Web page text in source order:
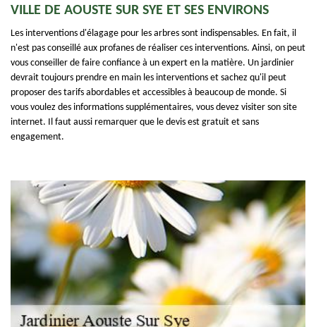
VILLE DE AOUSTE SUR SYE ET SES ENVIRONS
Les interventions d'élagage pour les arbres sont indispensables. En fait, il
n'est pas conseillé aux profanes de réaliser ces interventions. Ainsi, on peut
vous conseiller de faire confiance à un expert en la matière. Un jardinier
devrait toujours prendre en main les interventions et sachez qu'il peut
proposer des tarifs abordables et accessibles à beaucoup de monde. Si
vous voulez des informations supplémentaires, vous devez visiter son site
internet. Il faut aussi remarquer que le devis est gratuit et sans
engagement.